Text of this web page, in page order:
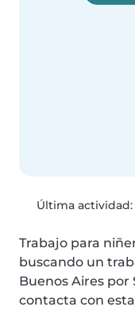
Última actividad:
Trabajo para
buscando un
Buenos Aires por
contacta con